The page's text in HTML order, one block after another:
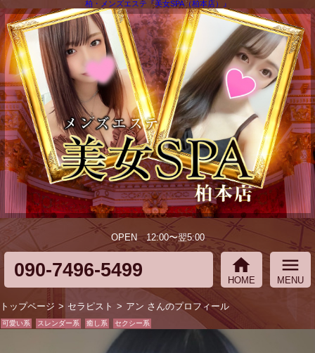
柏・メンズエステ『美女SPA（柏本店）』
OPEN 12:00〜翌5:00
090-7496-5499 home
HOME
menu
MENU
トップページ セラピスト アン さんのプロフィール
可愛い系 スレンダー系 癒し系 セクシー系